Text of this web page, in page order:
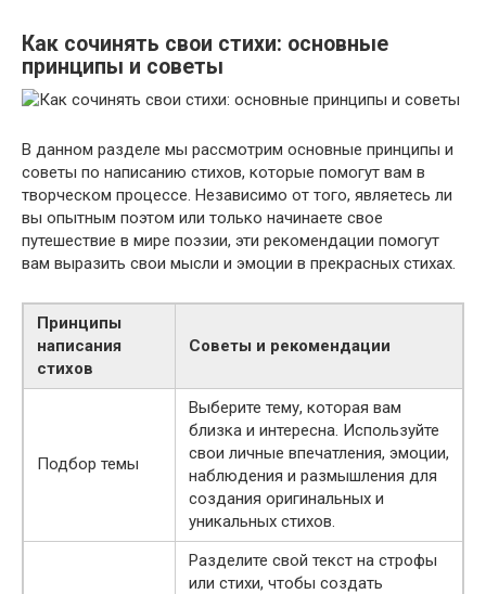
Как сочинять свои стихи: основные
принципы и советы
В данном разделе мы рассмотрим основные принципы и
советы по написанию стихов, которые помогут вам в
творческом процессе. Независимо от того, являетесь ли
вы опытным поэтом или только начинаете свое
путешествие в мире поэзии, эти рекомендации помогут
вам выразить свои мысли и эмоции в прекрасных стихах.
Принципы
написания
стихов
Советы и рекомендации
Подбор темы
Выберите тему, которая вам
близка и интересна. Используйте
свои личные впечатления, эмоции,
наблюдения и размышления для
создания оригинальных и
уникальных стихов.
Разделите свой текст на строфы
или стихи, чтобы создать